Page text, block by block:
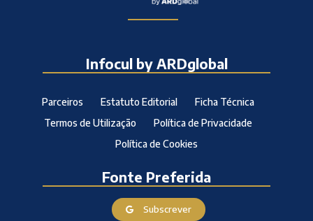
Infocul by ARDglobal
Parceiros Estatuto Editorial
Ficha Técnica
Termos de Utilização
Política de Privacidade
Política de Cookies
Fonte Preferida
Subscrever